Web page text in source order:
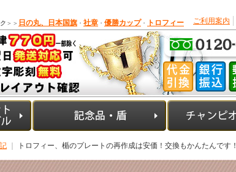
ご利用案内
＞＞ 日の丸、日本国旗 ・ 社章 ・ 優勝カップ ・ トロフィー
トロフィー、楯のプレートの再作成は安価！交換もかんたんです！